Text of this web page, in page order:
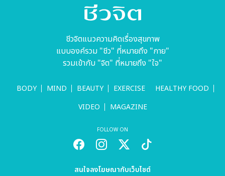
ชีวจิตแนวความคิดเรื่องสุขภาพ
แบบองค์รวม "ชีว" ที่หมายถึง "กาย"
รวมเข้ากับ "จิต" ที่หมายถึง "ใจ"
BODY MIND BEAUTY EXERCISE
HEALTHY FOOD
VIDEO
MAGAZINE
FOLLOW ON
สนใจลงโฆษณากับเว็บไซต์